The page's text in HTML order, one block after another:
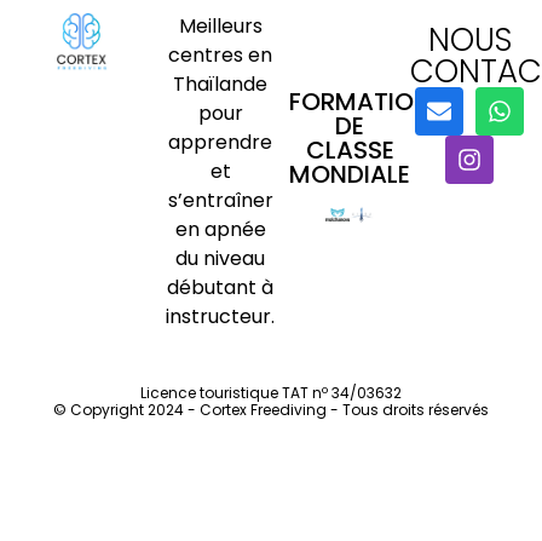
Meilleurs
centres en
Thaïlande
pour
apprendre
et
s’entraîner
en apnée
du niveau
débutant à
instructeur.
FORMATION
DE
CLASSE
MONDIALE
NOUS
Licence touristique TAT nº 34/03632
© Copyright 2024 - Cortex Freediving - Tous droits réservés